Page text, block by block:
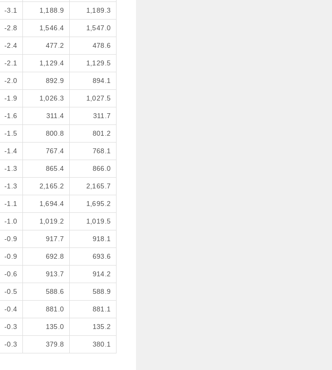
-3.1 1,188.9 1,189.3
-2.8 1,546.4 1,547.0
-2.4 477.2 478.6
-2.1 1,129.4 1,129.5
-2.0 892.9 894.1
-1.9 1,026.3 1,027.5
-1.6 311.4 311.7
-1.5 800.8 801.2
-1.4 767.4 768.1
-1.3 865.4 866.0
-1.3 2,165.2 2,165.7
-1.1 1,694.4 1,695.2
-1.0 1,019.2 1,019.5
-0.9 917.7 918.1
-0.9 692.8 693.6
-0.6 913.7 914.2
-0.5 588.6 588.9
-0.4 881.0 881.1
-0.3 135.0 135.2
-0.3 379.8 380.1